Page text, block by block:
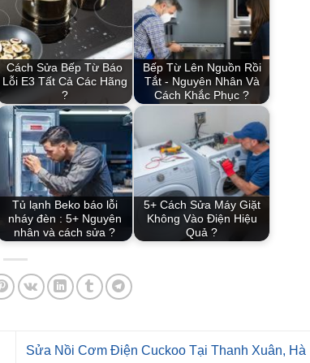
Cách Sửa Bếp Từ Báo
Lỗi E3 Tất Cả Các Hãng
?
Bếp Từ Lên Nguồn Rồi
Tắt - Nguyên Nhân Và
Cách Khắc Phục ?
Tủ lạnh Beko báo lỗi
nháy đèn : 5+ Nguyên
nhân và cách sửa ?
5+ Cách Sửa Máy Giặt
Không Vào Điện Hiệu
Quả ?
Sửa Nồi Cơm Điện Cuckoo Tại Thanh Xuân, Hà